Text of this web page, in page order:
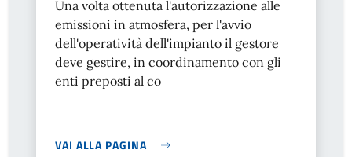
Una volta ottenuta l'autorizzazione alle
emissioni in atmosfera, per l'avvio
dell'operatività dell'impianto il gestore
deve gestire, in coordinamento con gli
enti preposti al co
VAI ALLA PAGINA